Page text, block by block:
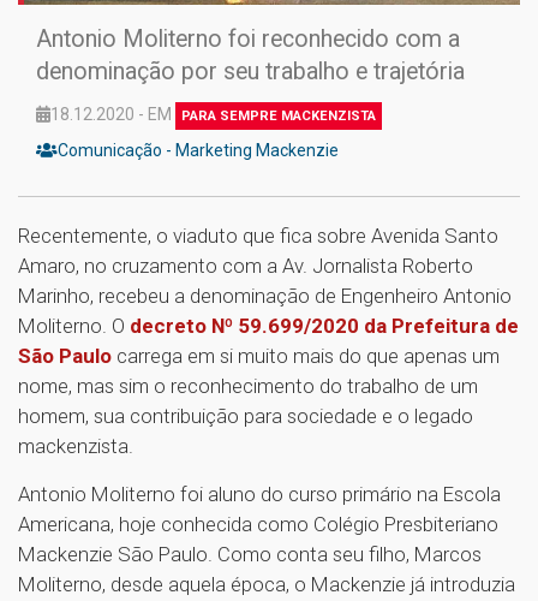
Antonio Moliterno foi reconhecido com a
denominação por seu trabalho e trajetória
18.12.2020 - EM PARA SEMPRE MACKENZISTA
Comunicação - Marketing Mackenzie
Recentemente, o viaduto que fica sobre Avenida Santo
Amaro, no cruzamento com a Av. Jornalista Roberto
Marinho, recebeu a denominação de Engenheiro Antonio
Moliterno. O decreto Nº 59.699/2020 da Prefeitura de
São Paulo carrega em si muito mais do que apenas um
nome, mas sim o reconhecimento do trabalho de um
homem, sua contribuição para sociedade e o legado
mackenzista.
Antonio Moliterno foi aluno do curso primário na Escola
Americana, hoje conhecida como Colégio Presbiteriano
Mackenzie São Paulo. Como conta seu filho, Marcos
Moliterno, desde aquela época, o Mackenzie já introduzia